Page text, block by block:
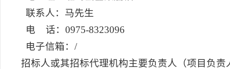
联系人：马先生
电 话：0975-8323096
电子信箱：/
招标人或其招标代理机构主要负责人（项目负责